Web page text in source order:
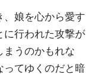
、娘を心から愛す
に行われた攻撃が
まうのかもれな
ってゆくのだと暗